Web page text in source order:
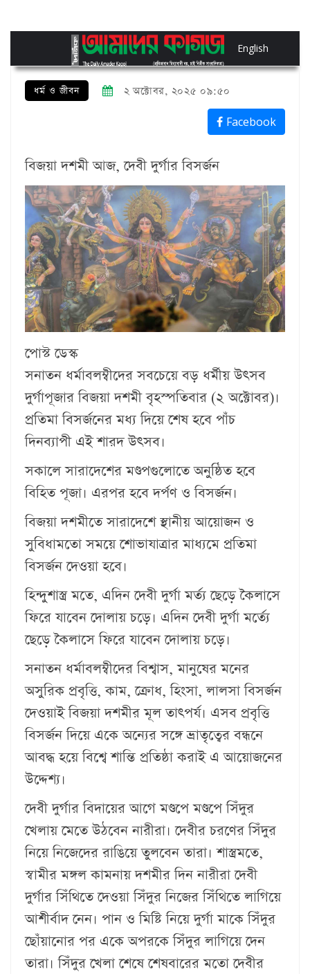
English
ধর্ম ও জীবন ২ অক্টোবর, ২০২৫ ০৯:৫০
Facebook
বিজয়া দশমী আজ, দেবী দুর্গার বিসর্জন
পোস্ট ডেস্ক
সনাতন ধর্মাবলম্বীদের সবচেয়ে বড় ধর্মীয় উৎসব
দুর্গাপূজার বিজয়া দশমী বৃহস্পতিবার (২ অক্টোবর)।
প্রতিমা বিসর্জনের মধ্য দিয়ে শেষ হবে পাঁচ
দিনব্যাপী এই শারদ উৎসব।
সকালে সারাদেশের মণ্ডপগুলোতে অনুষ্ঠিত হবে
বিহিত পূজা। এরপর হবে দর্পণ ও বিসর্জন।
বিজয়া দশমীতে সারাদেশে স্থানীয় আয়োজন ও
সুবিধামতো সময়ে শোভাযাত্রার মাধ্যমে প্রতিমা
বিসর্জন দেওয়া হবে।
হিন্দুশাস্ত্র মতে, এদিন দেবী দুর্গা মর্ত্য ছেড়ে কৈলাসে
ফিরে যাবেন দোলায় চড়ে। এদিন দেবী দুর্গা মর্ত্যে
ছেড়ে কৈলাসে ফিরে যাবেন দোলায় চড়ে।
সনাতন ধর্মাবলম্বীদের বিশ্বাস, মানুষের মনের
অসুরিক প্রবৃত্তি, কাম, ক্রোধ, হিংসা, লালসা বিসর্জন
দেওয়াই বিজয়া দশমীর মূল তাৎপর্য। এসব প্রবৃত্তি
বিসর্জন দিয়ে একে অন্যের সঙ্গে ভ্রাতৃত্বের বন্ধনে
আবদ্ধ হয়ে বিশ্বে শান্তি প্রতিষ্ঠা করাই এ আয়োজনের
উদ্দেশ্য।
দেবী দুর্গার বিদায়ের আগে মণ্ডপে মণ্ডপে সিঁদুর
খেলায় মেতে উঠবেন নারীরা। দেবীর চরণের সিঁদুর
নিয়ে নিজেদের রাঙিয়ে তুলবেন তারা। শাস্ত্রমতে,
স্বামীর মঙ্গল কামনায় দশমীর দিন নারীরা দেবী
দুর্গার সিঁথিতে দেওয়া সিঁদুর নিজের সিঁথিতে লাগিয়ে
আশীর্বাদ নেন। পান ও মিষ্টি নিয়ে দুর্গা মাকে সিঁদুর
ছোঁয়ানোর পর একে অপরকে সিঁদুর লাগিয়ে দেন
তারা। সিঁদুর খেলা শেষে শেষবারের মতো দেবীর